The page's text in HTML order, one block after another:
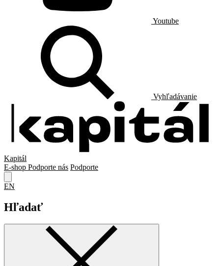
Youtube
Vyhľadávanie
Kapitál
E-shop Podporte nás Podporte
EN
Hľadať